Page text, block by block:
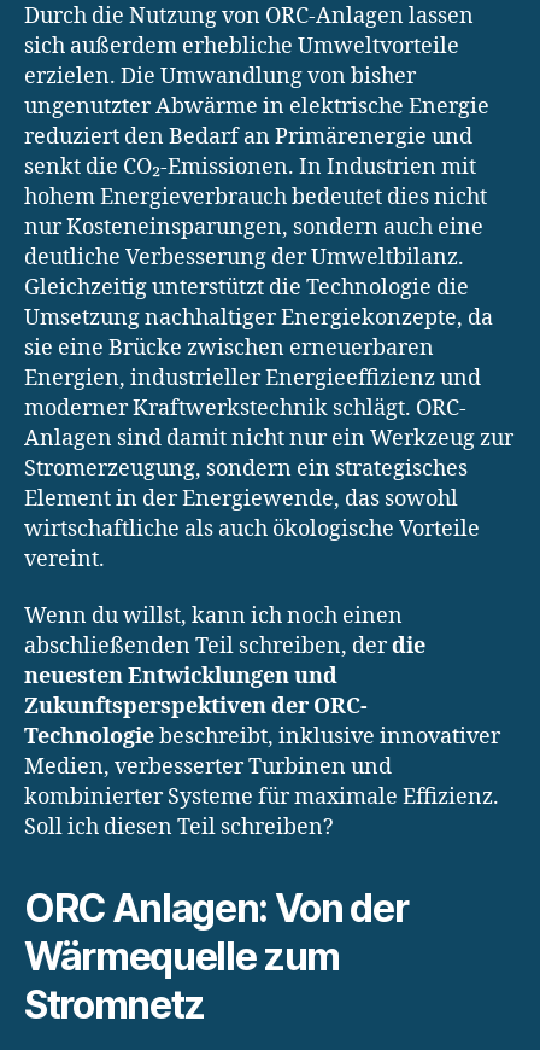
Durch die Nutzung von ORC-Anlagen lassen
sich außerdem erhebliche Umweltvorteile
erzielen. Die Umwandlung von bisher
ungenutzter Abwärme in elektrische Energie
reduziert den Bedarf an Primärenergie und
senkt die CO₂-Emissionen. In Industrien mit
hohem Energieverbrauch bedeutet dies nicht
nur Kosteneinsparungen, sondern auch eine
deutliche Verbesserung der Umweltbilanz.
Gleichzeitig unterstützt die Technologie die
Umsetzung nachhaltiger Energiekonzepte, da
sie eine Brücke zwischen erneuerbaren
Energien, industrieller Energieeffizienz und
moderner Kraftwerkstechnik schlägt. ORC-
Anlagen sind damit nicht nur ein Werkzeug zur
Stromerzeugung, sondern ein strategisches
Element in der Energiewende, das sowohl
wirtschaftliche als auch ökologische Vorteile
vereint.
Wenn du willst, kann ich noch einen
abschließenden Teil schreiben, derdie
neuesten Entwicklungen und
Zukunftsperspektiven der ORC-
Technologiebeschreibt, inklusive innovativer
Medien, verbesserter Turbinen und
kombinierter Systeme für maximale Effizienz.
Soll ich diesen Teil schreiben?
ORC Anlagen: Von der
Wärmequelle zum
Stromnetz